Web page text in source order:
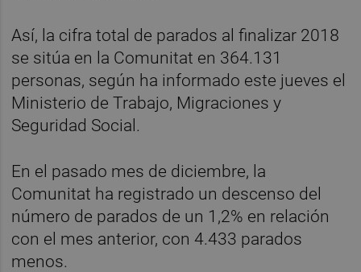
Así, la cifra total de parados al finalizar 2018
se sitúa en la Comunitat en 364.131
personas, según ha informado este jueves el
Ministerio de Trabajo, Migraciones y
Seguridad Social.
En el pasado mes de diciembre, la
Comunitat ha registrado un descenso del
número de parados de un 1,2% en relación
con el mes anterior, con 4.433 parados
menos.